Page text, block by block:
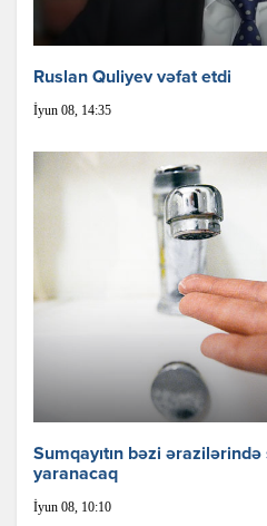
Ruslan Quliyev vəfat etdi
İyun 08, 14:35
Sumqayıtın bəzi
yaranacaq
İyun 08, 10:10